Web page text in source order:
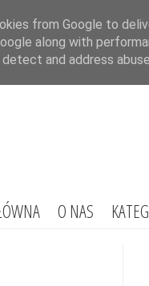
O NAS
from Google to
along with
and address